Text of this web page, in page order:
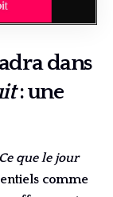
dans
: une
Ce que le jour
comme